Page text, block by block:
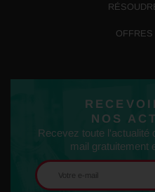
OFFRES
NOS
Recevez toute l'actualité
mail gratuitement